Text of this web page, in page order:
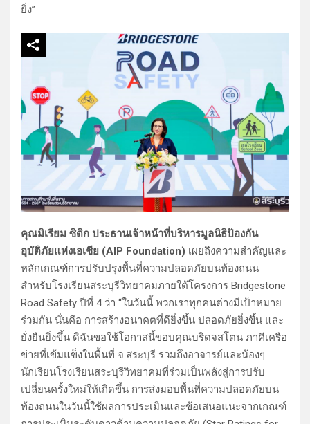
ยิ่ง”
คุณมิเรียม ซิดิก ประธานเจ้าหน้าที่บริหารมูลนิธิป้องกัน
อุบัติภัยแห่งเอเชีย (AIP Foundation) เผยถึงความสำคัญและ
หลักเกณฑ์การปรับปรุงพื้นที่ความปลอดภัยบนท้องถนน
สำหรับโรงเรียนสระบุรีวิทยาคมภายใต้โครงการ Bridgestone
Road Safety ปีที่ 4 ว่า “ในวันนี้ พวกเราทุกคนต่างมีเป้าหมาย
ร่วมกัน นั่นคือ การสร้างอนาคตที่ดียิ่งขึ้น ปลอดภัยยิ่งขึ้น และ
ยั่งยืนยิ่งขึ้น ดิฉันขอใช้โอกาสนี้ขอบคุณบริดจสโตน ภาคีเครือ
ข่ายที่เข้มแข็งในพื้นที่ จ.สระบุรี รวมถึงอาจารย์และน้องๆ
นักเรียนโรงเรียนสระบุรีวิทยาคมที่ร่วมเป็นพลังสู่การปรับ
เปลี่ยนครั้งใหม่ให้เกิดขึ้น การส่งมอบพื้นที่ความปลอดภัยบน
ท้องถนนในวันนี้ใช้ผลการประเมินและข้อเสนอแนะจากเกณฑ์